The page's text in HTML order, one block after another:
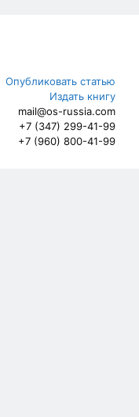
Опубликовать статью
Издать книгу
mail@os-russia.com
+7 (347) 299-41-99
+7 (960) 800-41-99